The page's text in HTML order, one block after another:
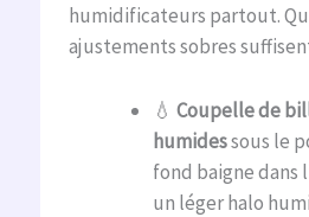
humidificateurs partout.
ajustements sobres
💧 Coupelle de
humidessous le
fond baigne dans
un léger halo